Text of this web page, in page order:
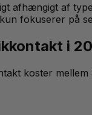
afhængigt af
fokuserer på
i
koster